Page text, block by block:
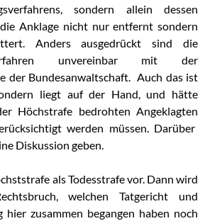
sondern allein dessen
Anklage nicht nur entfernt sondern
Anders ausgedrückt sind die
unvereinbar mit der
der Bundesanwaltschaft. Auch das ist
liegt auf der Hand, und hätte
Höchstrafe bedrohten Angeklagten
werden müssen. Darüber
Diskussion geben.
als Todesstrafe vor. Dann wird
welchen Tatgericht und
hier zusammen begangen haben noch